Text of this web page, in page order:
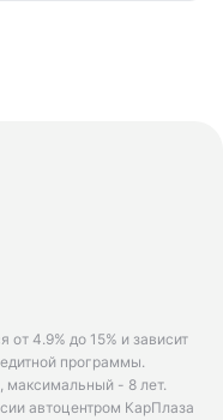
от 4.9% до 15% и зависит
программы.
максимальный - 8 лет.
автоцентром КарПлаза